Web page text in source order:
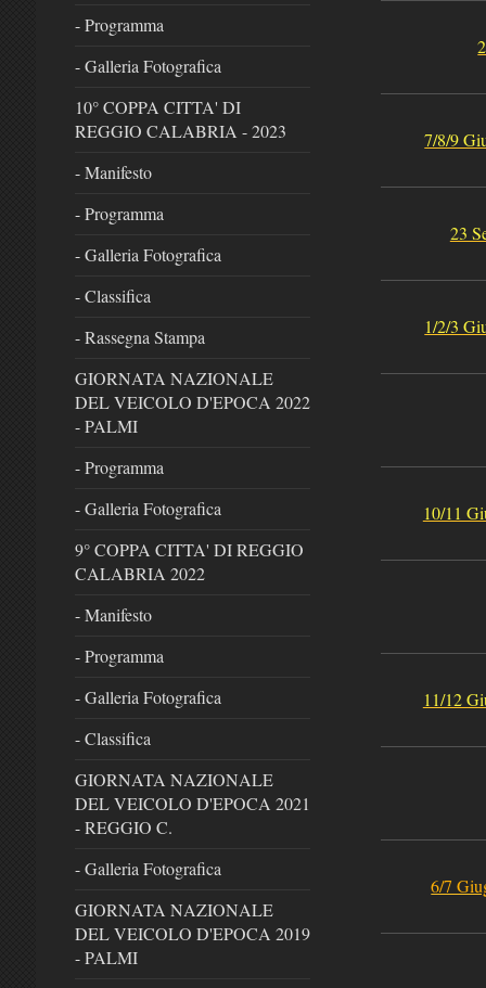
7/8/9
23
1/2/3
10/11
11/12
6/7
- Programma
- Galleria Fotografica
10° COPPA CITTA' DI
REGGIO CALABRIA - 2023
- Manifesto
- Programma
- Galleria Fotografica
- Classifica
- Rassegna Stampa
GIORNATA NAZIONALE
DEL VEICOLO D'EPOCA 2022
- PALMI
- Programma
- Galleria Fotografica
9° COPPA CITTA' DI REGGIO
CALABRIA 2022
- Manifesto
- Programma
- Galleria Fotografica
- Classifica
GIORNATA NAZIONALE
DEL VEICOLO D'EPOCA 2021
- REGGIO C.
- Galleria Fotografica
GIORNATA NAZIONALE
DEL VEICOLO D'EPOCA 2019
- PALMI